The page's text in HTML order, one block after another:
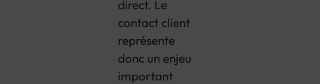
direct. Le
contact client
représente
donc un enjeu
important